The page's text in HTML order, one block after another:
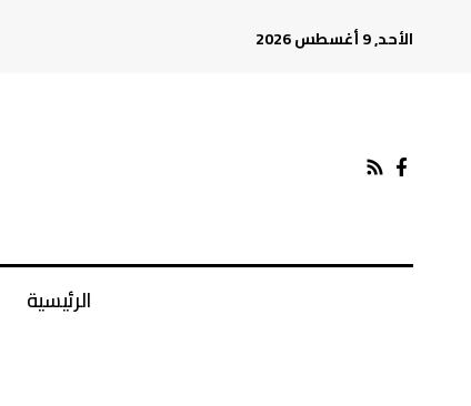
الأحد, 9 أغسطس 2026
الرئيسية